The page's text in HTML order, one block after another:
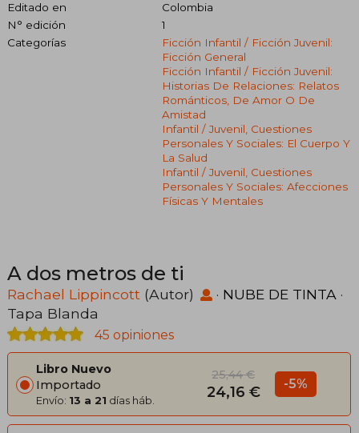
Editado en
Colombia
N° edición
1
Categorías
Ficción Infantil / Ficción Juvenil:
Ficción General
Ficción Infantil / Ficción Juvenil:
Historias De Relaciones: Relatos
Románticos, De Amor O De
Amistad
Infantil / Juvenil, Cuestiones
Personales Y Sociales: El Cuerpo Y
La Salud
Infantil / Juvenil, Cuestiones
Personales Y Sociales: Afecciones
Físicas Y Mentales
A dos metros de ti
Rachael Lippincott (Autor) · NUBE DE TINTA ·
Tapa Blanda
45 opiniones
Libro Nuevo
Importado
Envío: 13 a 21 días háb.
25,44 €
24,16 € -5%